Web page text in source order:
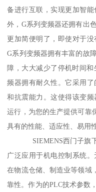
备进行互联，实现更加智
外，G系列变频器还拥有出
更加简便明了，即使对于没
G系列变频器拥有丰富的故
障，大大减少了停机时间
频器拥有耐久性。它采用
和抗震能力。这使得该变
运行，为您的生产提供可靠
具有的性能、适应性、易用
SIEMENS西门子旗下
广泛应用于机电控制系统
在物流仓储、制造业等领域
靠性。作为的PLC技术参数